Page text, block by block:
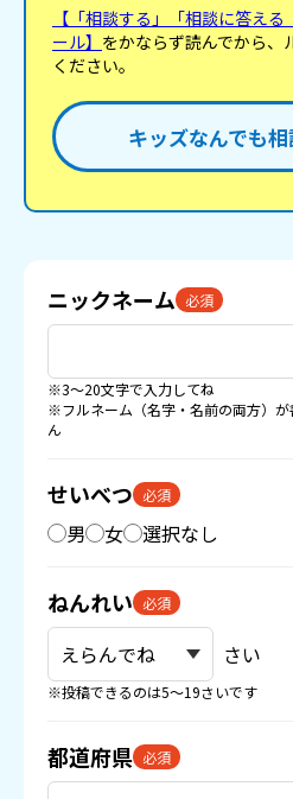
【「相談する」「相談に答え
ール】 をかならず読んでから、
ください。
キッズなんでも相
ニックネーム 必須
※3〜20文字で入力してね
※フルネーム（名字・名前の両方）
ん
せいべつ 必須
男 女 選択なし
ねんれい 必須
さい
※投稿できるのは5〜19さいです
都道府県 必須